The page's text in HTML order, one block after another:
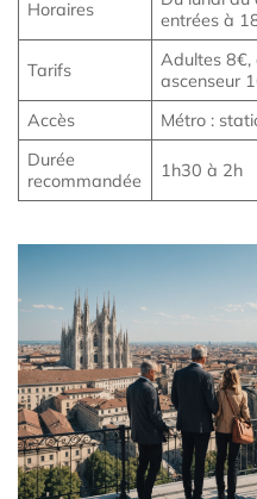
Horaires
entrées à
Tarifs
Adultes
ascenseur
Accès
Métro :
Durée
recommandée
1h30 à 2h